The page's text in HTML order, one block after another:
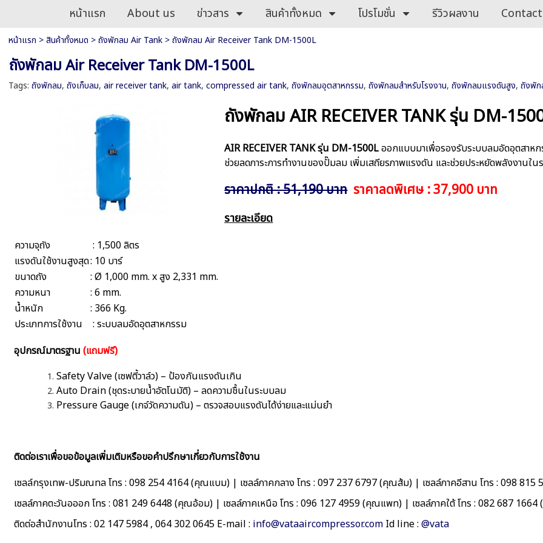
หน้าแรก About us ข่าวสาร สินค้าทั้งหมด โปรโมชั่น รีวิวผลงาน
หน้าแรก >สินค้าทั้งหมด >ถังพักลม Air Tank>ถังพักลม Air Receiver Tank DM-1500L
ถังพักลม Air Receiver Tank DM-1500L
Tags: ถังพักลม, ถังเก็บลม, air receiver tank, air tank, compressed air tank, ถังพักลมอุตสาหกรรม, ถังพักลมสำหรับโรงงาน, ถังพักลมแรงดันสูง, ถังพั
ถังพักลม AIR RECEIVER TANK รุ่น DM-
AIR RECEIVER TANK รุ่น DM-1500Lออกแบบมาเพื่อรองรับระบบลมอัดอุตสาห
ช่วยลดภาระการทำงานของปั๊มลม เพิ่มเสถียรภาพแรงดัน และช่วยประหยัดพลังงานในร
ราคาปกติ : 51,190 บาท ราคาลดพิเศษ : 37,900 บาท
รายละเอียด
ความจุถัง
: 1,500 ลิตร
แรงดันใช้งานสูงสุด: 10 บาร์
ขนาดถัง
: Ø 1,000 mm. x สูง 2,331 mm.
ความหนา
: 6 mm.
น้ำหนัก
: 366 Kg.
ประเภทการใช้งาน
: ระบบลมอัดอุตสาหกรรม
อุปกรณ์มาตรฐาน(แถมฟรี)
Safety Valve (เซฟตี้วาล์ว) – ป้องกันแรงดันเกิน
Auto Drain (ชุดระบายน้ำอัตโนมัติ) – ลดความชื้นในระบบลม
Pressure Gauge (เกจ์วัดความดัน) – ตรวจสอบแรงดันได้ง่ายและแม่นยำ
ติดต่อเราเพื่อขอข้อมูลเพิ่มเติมหรือขอคำปรึกษาเกี่ยวกับการใช้งาน
เซลล์กรุงเทพ-ปริมณทล โทร : 098 254 4164 (คุณแบม) | เซลล์ภาคกลาง โทร : 097 237 6797 (คุณส้ม) | เซลล์ภาคอีสาน โทร : 098
เซลล์ภาคตะวันอออก โทร : 081 249 6448 (คุณอ้อม) | เซลล์ภาคเหนือ โทร : 096 127 4959 (คุณแพท) | เซลล์ภาคใต้ โทร : 082 687 1664
ติดต่อสำนักงานโทร : 02 147 5984 , 064 302 0645 E-mail : info@vataaircompressor.com Id line : @vata